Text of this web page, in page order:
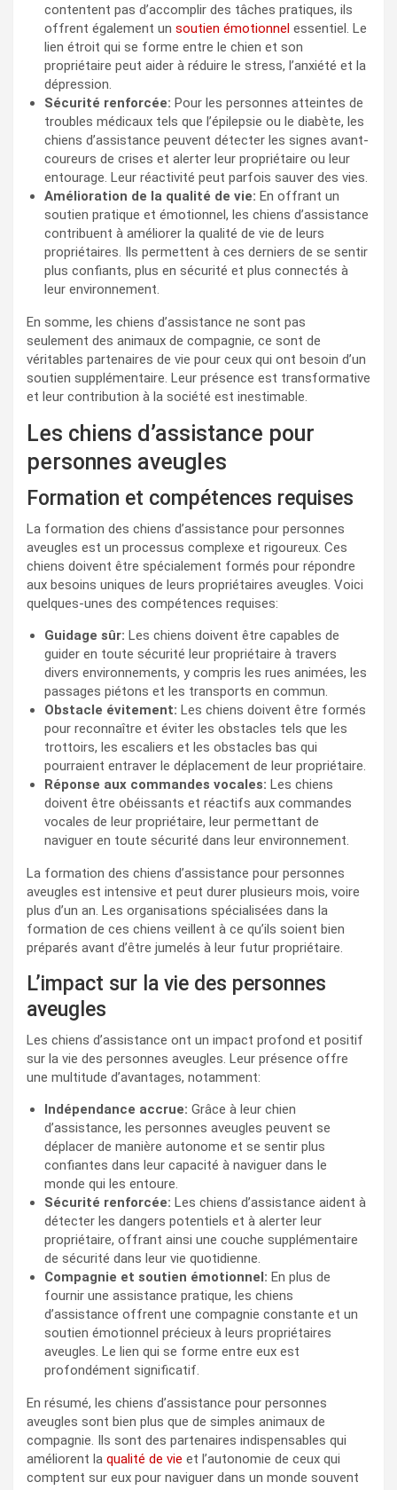
contentent pas d’accomplir des tâches pratiques, ils
offrent également un soutien émotionnel essentiel. Le
lien étroit qui se forme entre le chien et son
propriétaire peut aider à réduire le stress, l’anxiété et la
dépression.
Sécurité renforcée: Pour les personnes atteintes de
troubles médicaux tels que l’épilepsie ou le diabète, les
chiens d’assistance peuvent détecter les signes avant-
coureurs de crises et alerter leur propriétaire ou leur
entourage. Leur réactivité peut parfois sauver des vies.
Amélioration de la qualité de vie: En offrant un
soutien pratique et émotionnel, les chiens d’assistance
contribuent à améliorer la qualité de vie de leurs
propriétaires. Ils permettent à ces derniers de se sentir
plus confiants, plus en sécurité et plus connectés à
leur environnement.
En somme, les chiens d’assistance ne sont pas
seulement des animaux de compagnie, ce sont de
véritables partenaires de vie pour ceux qui ont besoin d’un
soutien supplémentaire. Leur présence est transformative
et leur contribution à la société est inestimable.
Les chiens d’assistance pour
personnes aveugles
Formation et compétences requises
La formation des chiens d’assistance pour personnes
aveugles est un processus complexe et rigoureux. Ces
chiens doivent être spécialement formés pour répondre
aux besoins uniques de leurs propriétaires aveugles. Voici
quelques-unes des compétences requises:
Guidage sûr: Les chiens doivent être capables de
guider en toute sécurité leur propriétaire à travers
divers environnements, y compris les rues animées, les
passages piétons et les transports en commun.
Obstacle évitement: Les chiens doivent être formés
pour reconnaître et éviter les obstacles tels que les
trottoirs, les escaliers et les obstacles bas qui
pourraient entraver le déplacement de leur propriétaire.
Réponse aux commandes vocales: Les chiens
doivent être obéissants et réactifs aux commandes
vocales de leur propriétaire, leur permettant de
naviguer en toute sécurité dans leur environnement.
La formation des chiens d’assistance pour personnes
aveugles est intensive et peut durer plusieurs mois, voire
plus d’un an. Les organisations spécialisées dans la
formation de ces chiens veillent à ce qu’ils soient bien
préparés avant d’être jumelés à leur futur propriétaire.
L’impact sur la vie des personnes
aveugles
Les chiens d’assistance ont un impact profond et positif
sur la vie des personnes aveugles. Leur présence offre
une multitude d’avantages, notamment:
Indépendance accrue: Grâce à leur chien
d’assistance, les personnes aveugles peuvent se
déplacer de manière autonome et se sentir plus
confiantes dans leur capacité à naviguer dans le
monde qui les entoure.
Sécurité renforcée: Les chiens d’assistance aident à
détecter les dangers potentiels et à alerter leur
propriétaire, offrant ainsi une couche supplémentaire
de sécurité dans leur vie quotidienne.
Compagnie et soutien émotionnel: En plus de
fournir une assistance pratique, les chiens
d’assistance offrent une compagnie constante et un
soutien émotionnel précieux à leurs propriétaires
aveugles. Le lien qui se forme entre eux est
profondément significatif.
En résumé, les chiens d’assistance pour personnes
aveugles sont bien plus que de simples animaux de
compagnie. Ils sont des partenaires indispensables qui
améliorent la qualité de vie et l’autonomie de ceux qui
comptent sur eux pour naviguer dans un monde souvent